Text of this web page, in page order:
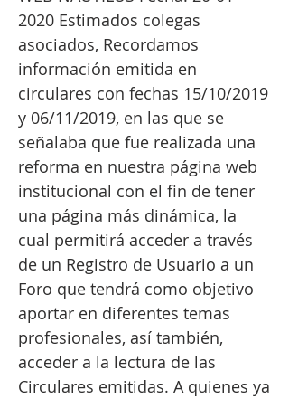
2020 Estimados colegas
asociados, Recordamos
información emitida en
circulares con fechas 15/10/2019
y 06/11/2019, en las que se
señalaba que fue realizada una
reforma en nuestra página web
institucional con el fin de tener
una página más dinámica, la
cual permitirá acceder a través
de un Registro de Usuario a un
Foro que tendrá como objetivo
aportar en diferentes temas
profesionales, así también,
acceder a la lectura de las
Circulares emitidas. A quienes ya